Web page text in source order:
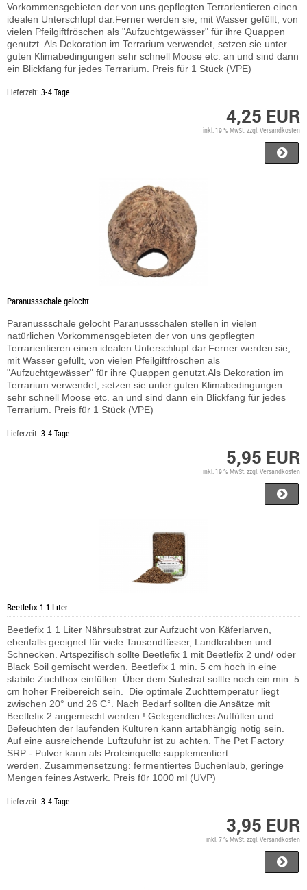
Vorkommensgebieten der von uns gepflegten Terrarientieren einen
idealen Unterschlupf dar.Ferner werden sie, mit Wasser gefüllt, von
vielen Pfeilgiftfröschen als "Aufzuchtgewässer" für ihre Quappen
genutzt. Als Dekoration im Terrarium verwendet, setzen sie unter
guten Klimabedingungen sehr schnell Moose etc. an und sind dann
ein Blickfang für jedes Terrarium. Preis für 1 Stück (VPE)
Lieferzeit: 3-4 Tage
4,25 EUR
inkl. 19 % MwSt. zzgl.Versandkosten
Paranussschale gelocht
Paranussschale gelocht Paranussschalen stellen in vielen
natürlichen Vorkommensgebieten der von uns gepflegten
Terrarientieren einen idealen Unterschlupf dar.Ferner werden sie,
mit Wasser gefüllt, von vielen Pfeilgiftfröschen als
"Aufzuchtgewässer" für ihre Quappen genutzt.Als Dekoration im
Terrarium verwendet, setzen sie unter guten Klimabedingungen
sehr schnell Moose etc. an und sind dann ein Blickfang für jedes
Terrarium. Preis für 1 Stück (VPE)
Lieferzeit: 3-4 Tage
5,95 EUR
inkl. 19 % MwSt. zzgl.Versandkosten
Beetlefix 1 1 Liter
Beetlefix 1 1 Liter Nährsubstrat zur Aufzucht von Käferlarven,
ebenfalls geeignet für viele Tausendfüsser, Landkrabben und
Schnecken. Artspezifisch sollte Beetlefix 1 mit Beetlefix 2 und/ oder
Black Soil gemischt werden. Beetlefix 1 min. 5 cm hoch in eine
stabile Zuchtbox einfüllen. Über dem Substrat sollte noch ein min. 5
cm hoher Freibereich sein. Die optimale Zuchttemperatur liegt
zwischen 20° und 26 C°. Nach Bedarf sollten die Ansätze mit
Beetlefix 2 angemischt werden ! Gelegendliches Auffüllen und
Befeuchten der laufenden Kulturen kann artabhängig nötig sein.
Auf eine ausreichende Luftzufuhr ist zu achten. The Pet Factory
SRP - Pulver kann als Proteinquelle supplementiert
werden. Zusammensetzung: fermentiertes Buchenlaub, geringe
Mengen feines Astwerk. Preis für 1000 ml (UVP)
Lieferzeit: 3-4 Tage
3,95 EUR
inkl. 7 % MwSt. zzgl.Versandkosten